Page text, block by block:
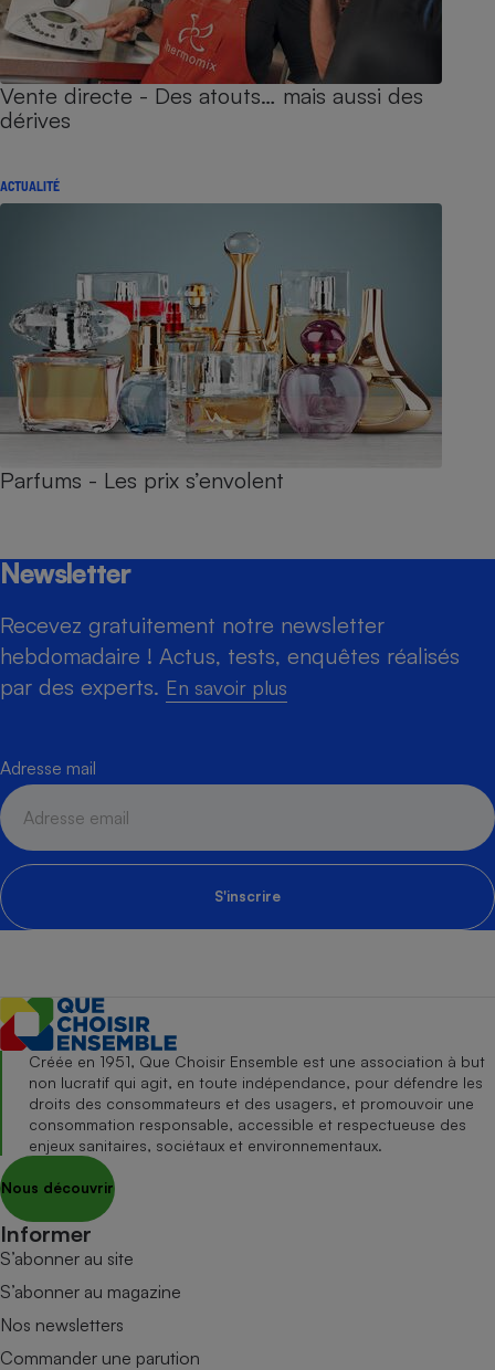
Vente directe - Des atouts… mais aussi des
dérives
ACTUALITÉ
Parfums - Les prix s’envolent
Newsletter
Recevez gratuitement notre newsletter
hebdomadaire ! Actus, tests, enquêtes réalisés
par des experts. En savoir plus
Adresse mail
S'inscrire
Créée en 1951, Que Choisir Ensemble est une association à but
non lucratif qui agit, en toute indépendance, pour défendre les
droits des consommateurs et des usagers, et promouvoir une
consommation responsable, accessible et respectueuse des
enjeux sanitaires, sociétaux et environnementaux.
Nous découvrir
Informer
S’abonner au site
S’abonner au magazine
Nos newsletters
Commander une parution